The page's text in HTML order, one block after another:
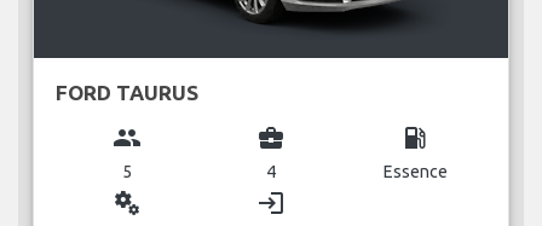
FORD TAURUS
group
5
business_center
4
local_gas_station
Essence
miscellaneous_services login